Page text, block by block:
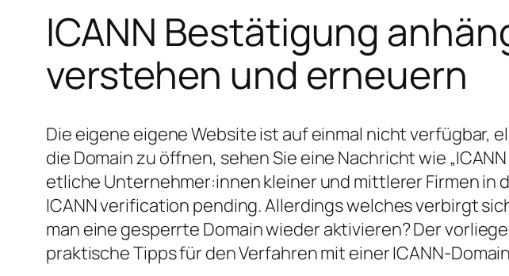
ICANN Bestätigung
verstehen und erneuern
Die eigene eigene Website ist auf einmal nicht verfügbar,
die Domain zu öffnen, sehen Sie eine Nachricht wie
etliche Unternehmer:innen kleiner und mittlerer Firmen
ICANN verification pending. Allerdings welches verbirgt
man eine gesperrte Domain wieder aktivieren? Der
praktische Tipps für den Verfahren mit einer ICANN-